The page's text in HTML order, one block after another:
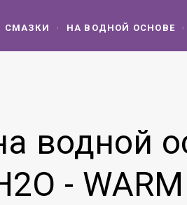
СМАЗКИ НА ВОДНОЙ ОСНОВЕ
водной
-